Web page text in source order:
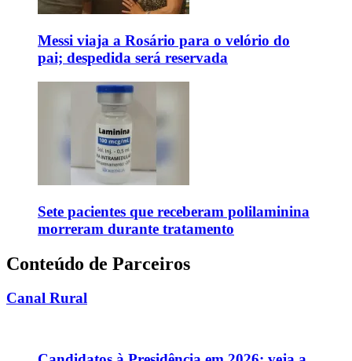
Messi viaja a Rosário para o velório do
pai; despedida será reservada
Sete pacientes que receberam polilaminina
morreram durante tratamento
Conteúdo de Parceiros
Canal Rural